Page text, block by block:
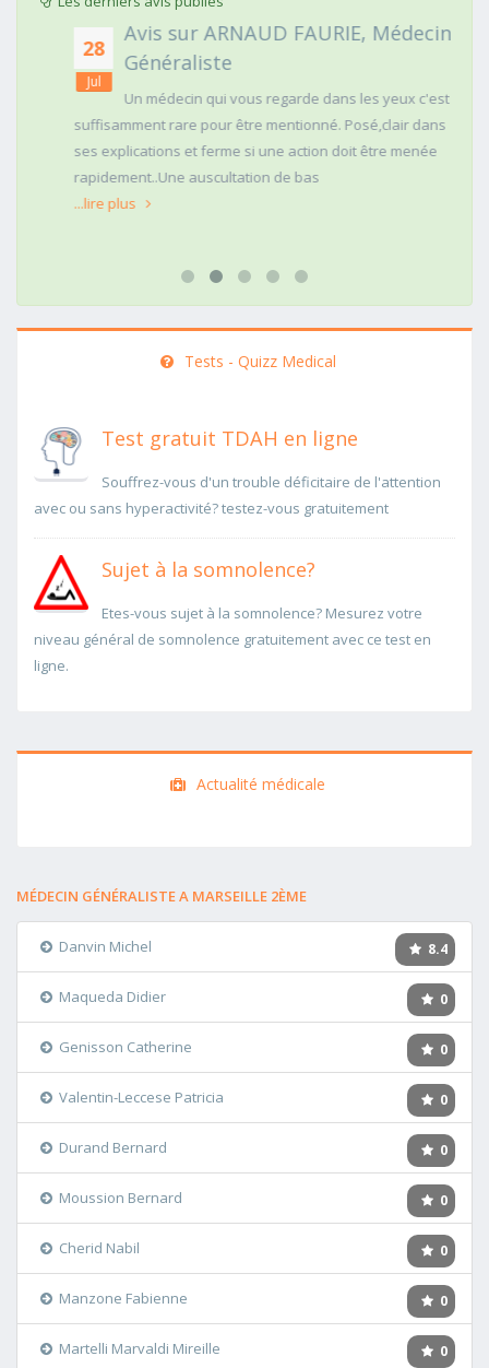
28
Avis sur ARNAUD FAURIE, Médecin
Généraliste
Un médecin qui vous regarde dans les yeux c'est
suffisamment rare pour être mentionné. Posé,clair dans
ses explications et ferme si une action doit être menée
rapidement..Une auscultation de bas
...lire plus
Tests - Quizz Medical
Test gratuit TDAH en ligne
Souffrez-vous d'un trouble déficitaire de l'attention
avec ou sans hyperactivité? testez-vous gratuitement
Sujet à la somnolence?
Etes-vous sujet à la somnolence? Mesurez votre
niveau général de somnolence gratuitement avec ce test en
ligne.
Actualité médicale
MÉDECIN GÉNÉRALISTE A MARSEILLE 2ÈME
8.4
Danvin Michel
0
Maqueda Didier
0
Genisson Catherine
0
Valentin-Leccese Patricia
0
Durand Bernard
0
Moussion Bernard
0
Cherid Nabil
0
Manzone Fabienne
0
Martelli Marvaldi Mireille